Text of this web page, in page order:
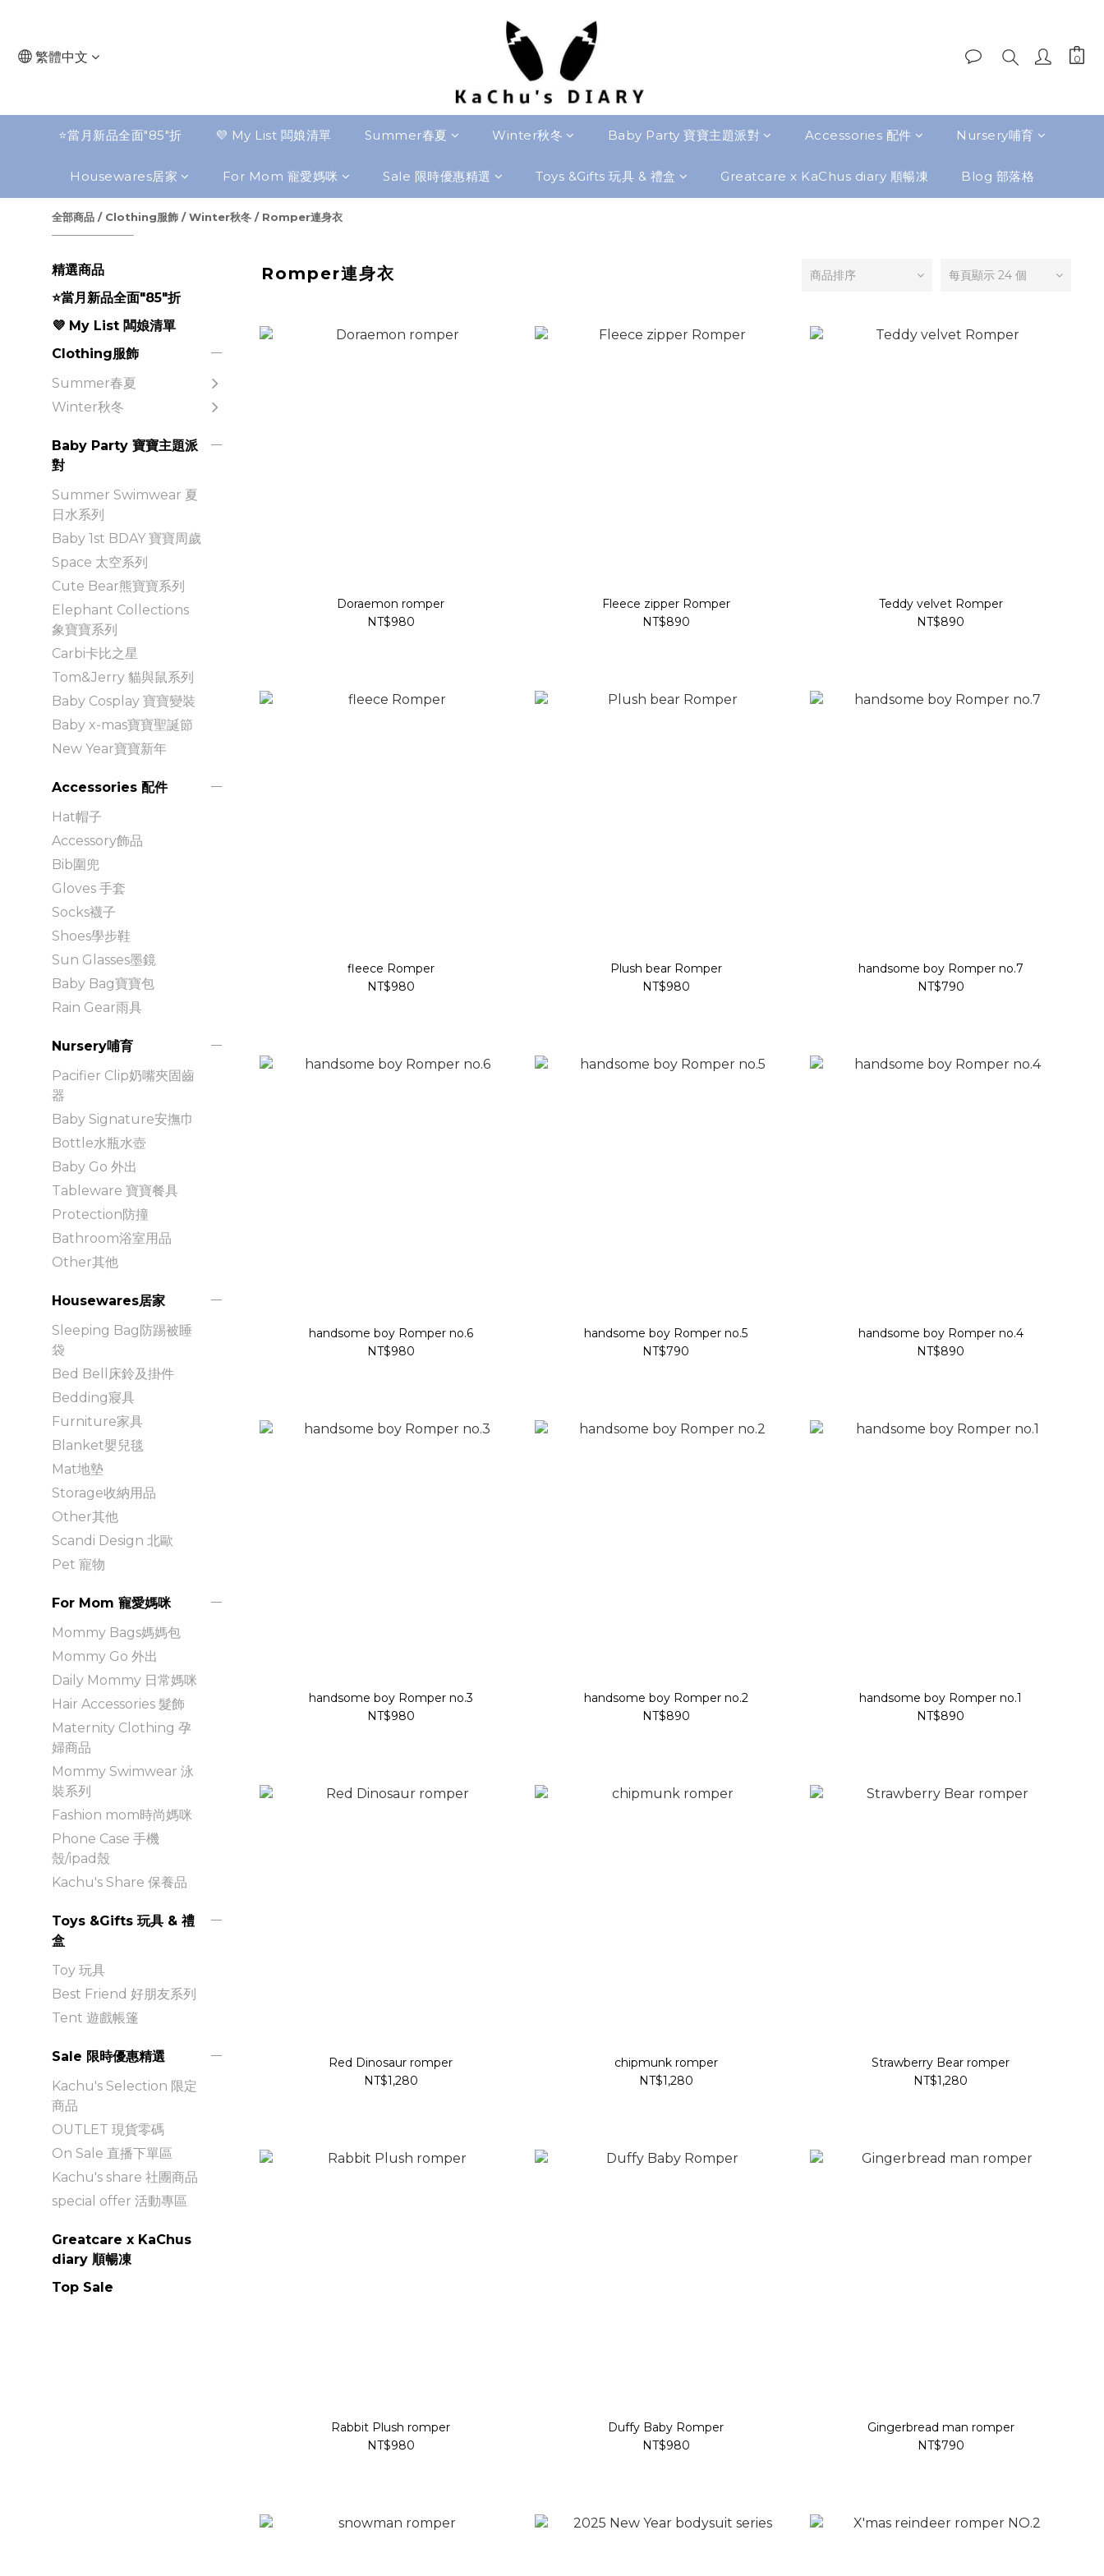
繁體中文
⭐️當月新品全面"85"折 💜 My List 闆娘清單 Summer春夏 Winter秋冬 Baby Party 寶寶主題派對 Accessories 配件 Nursery哺育
Housewares居家 For Mom 寵愛媽咪 Sale 限時優惠精選 Toys &Gifts 玩具 & 禮盒 Greatcare x KaChus diary 順暢凍 Blog 部落格
全部商品 / Clothing服飾 /Winter秋冬 / Romper連身衣
精選商品
⭐️當月新品全面"85"折
💜 My List 闆娘清單
Clothing服飾
Summer春夏
Winter秋冬
Baby Party 寶寶主題派
對
Summer Swimwear 夏
日水系列
Baby 1st BDAY 寶寶周歲
Space 太空系列
Cute Bear熊寶寶系列
Elephant Collections
象寶寶系列
Carbi卡比之星
Tom&Jerry 貓與鼠系列
Baby Cosplay 寶寶變裝
Baby x-mas寶寶聖誕節
New Year寶寶新年
Accessories 配件
Hat帽子
Accessory飾品
Bib圍兜
Gloves 手套
Socks襪子
Shoes學步鞋
Sun Glasses墨鏡
Baby Bag寶寶包
Rain Gear雨具
Nursery哺育
Pacifier Clip奶嘴夾固齒
器
Baby Signature安撫巾
Bottle水瓶水壺
Baby Go 外出
Tableware 寶寶餐具
Protection防撞
Bathroom浴室用品
Other其他
Housewares居家
Sleeping Bag防踢被睡
袋
Bed Bell床鈴及掛件
Bedding寢具
Furniture家具
Blanket嬰兒毯
Mat地墊
Storage收納用品
Other其他
Scandi Design 北歐
Pet 寵物
For Mom 寵愛媽咪
Mommy Bags媽媽包
Mommy Go 外出
Daily Mommy 日常媽咪
Hair Accessories 髮飾
Maternity Clothing 孕
婦商品
Mommy Swimwear 泳
裝系列
Fashion mom時尚媽咪
Phone Case 手機
殼/ipad殼
Kachu's Share 保養品
Toys &Gifts 玩具 & 禮
盒
Toy 玩具
Best Friend 好朋友系列
Tent 遊戲帳篷
Sale 限時優惠精選
Kachu's Selection 限定
商品
OUTLET 現貨零碼
On Sale 直播下單區
Kachu's share 社團商品
special offer 活動專區
Greatcare x KaChus
diary 順暢凍
Top Sale
Romper連身衣 商品排序 每頁顯示 24 個
Doraemon romper
NT$980
Fleece zipper Romper
NT$890
Teddy velvet Romper
NT$890
fleece Romper
NT$980
Plush bear Romper
NT$980
handsome boy Romper no.7
NT$790
handsome boy Romper no.6
NT$980
handsome boy Romper no.5
NT$790
handsome boy Romper no.4
NT$890
handsome boy Romper no.3
NT$980
handsome boy Romper no.2
NT$890
handsome boy Romper no.1
NT$890
Red Dinosaur romper
NT$1,280
chipmunk romper
NT$1,280
Strawberry Bear romper
NT$1,280
Rabbit Plush romper
NT$980
Duffy Baby Romper
NT$980
Gingerbread man romper
NT$790